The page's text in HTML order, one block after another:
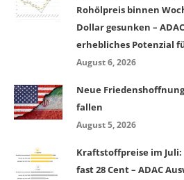
Rohölpreis binnen
Dollar gesunken –
erhebliches Potenzial
August 6, 2026
Neue
fallen
August 5, 2026
Kraftstoffpreise im
fast 28 Cent – ADAC